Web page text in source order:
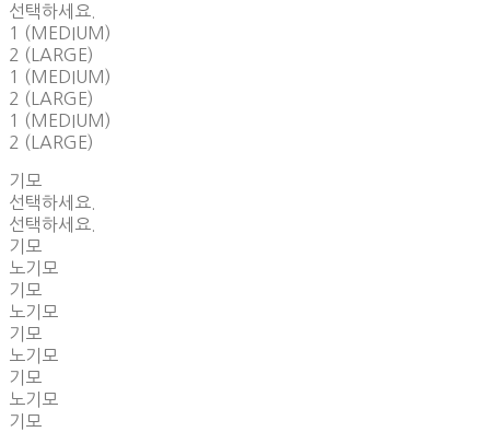
선택하세요.
1 (MEDIUM)
2 (LARGE)
1 (MEDIUM)
2 (LARGE)
1 (MEDIUM)
2 (LARGE)
기모
선택하세요.
선택하세요.
기모
노기모
기모
노기모
기모
노기모
기모
노기모
기모